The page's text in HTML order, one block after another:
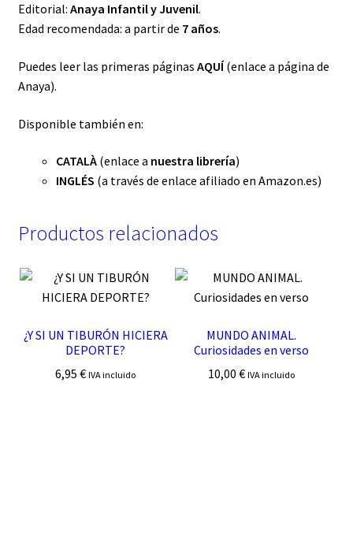
Editorial: Anaya Infantil y Juvenil.
Edad recomendada: a partir de 7 años.
Puedes leer las primeras páginas AQUÍ (enlace a página de
Anaya).
Disponible también en:
CATALÀ(enlace a nuestra librería)
INGLÉS (a través de enlace afiliado en Amazon.es)
Productos relacionados
¿Y SI UN TIBURÓN HICIERA
DEPORTE?
6,95€ IVA incluido
MUNDO ANIMAL.
Curiosidades en verso
10,00 € IVA incluido